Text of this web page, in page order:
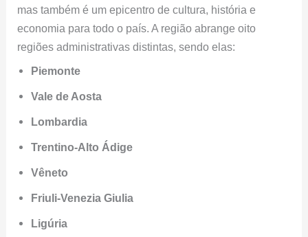
mas também é um epicentro de cultura, história e
economia para todo o país. A região abrange oito
regiões administrativas distintas, sendo elas:
Piemonte
Vale de Aosta
Lombardia
Trentino-Alto Ádige
Vêneto
Friuli-Venezia Giulia
Ligúria